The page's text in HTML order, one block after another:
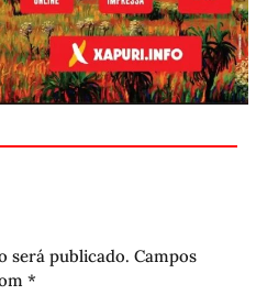
será publicado. Campos
*